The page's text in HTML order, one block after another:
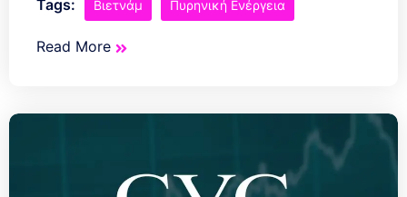
Tags: Βιετνάμ Πυρηνική Ενέργεια
Read More